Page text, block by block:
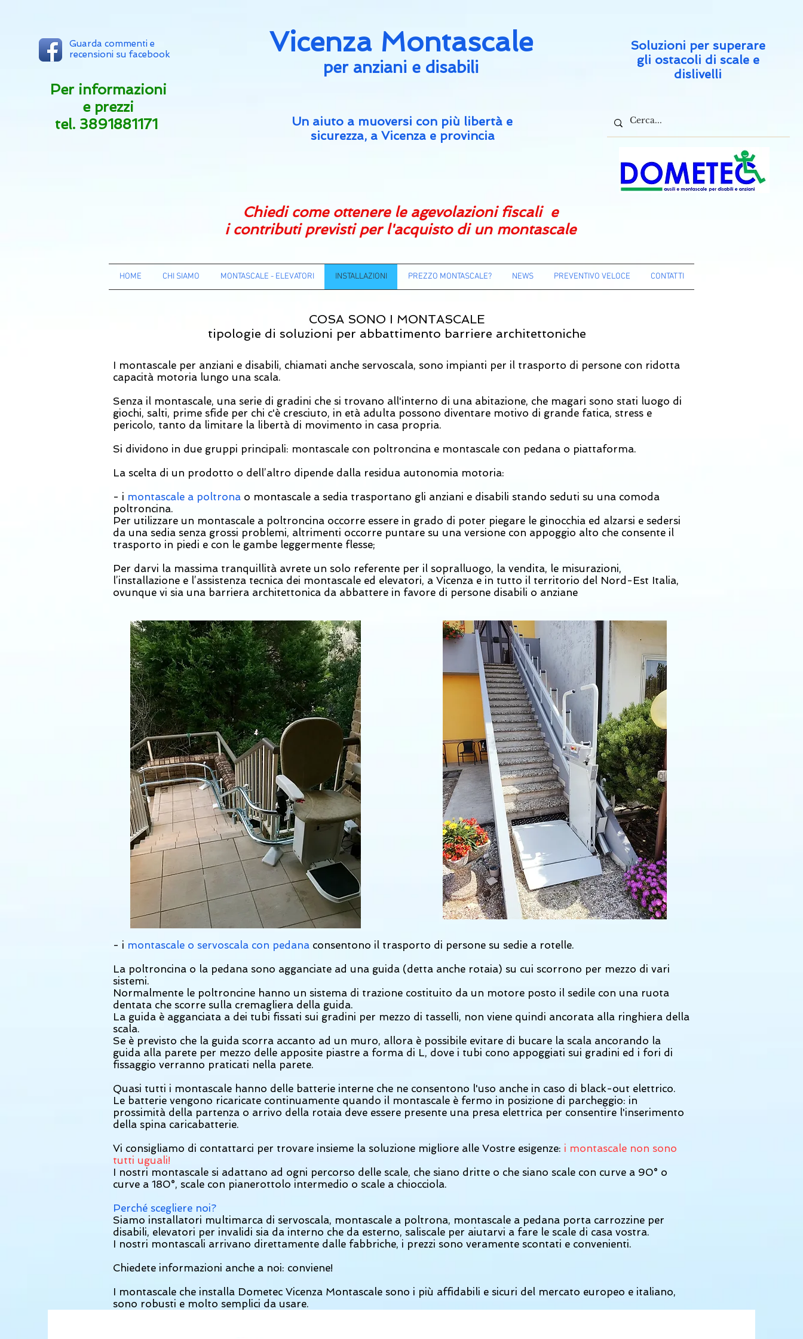
Guarda commenti e
recensioni su facebook
Per informazioni
e prezzi
tel. 3891881171
Vicenza Montascale
per anziani e disabili
Un aiuto a muoversi con più libertà e
sicurezza, a Vicenza e provincia
Soluzioni per superare
gli ostacoli di scale e
dislivelli
Chiedi come ottenere le agevolazioni fiscali e
i contributi previsti per l'acquisto di un montascale
HOME CHI SIAMO MONTASCALE - ELEVATORI INSTALLAZIONI PREZZO MONTASCALE? NEWS PREVENTIVO VELOCE CONTATTI
COSA SONO I MONTASCALE
tipologie di soluzioni per abbattimento barriere architettoniche
I montascale per anziani e disabili, chiamati anche servoscala, sono impianti per il trasporto di persone con ridotta
capacità motoria lungo una scala.
Senza il montascale, una serie di gradini che si trovano all'interno di una abitazione, che magari sono stati luogo di
giochi, salti, prime sfide per chi c'è cresciuto, in età adulta possono diventare motivo di grande fatica, stress e
pericolo, tanto da limitare la libertà di movimento in casa propria.
Si dividono in due gruppi principali: montascale con poltroncina e montascale con pedana o piattaforma.
La scelta di un prodotto o dell’altro dipende dalla residua autonomia motoria:
- i montascale a poltrona o montascale a sedia trasportano gli anziani e disabili stando seduti su una comoda
poltroncina.
Per utilizzare un montascale a poltroncina occorre essere in grado di poter piegare le ginocchia ed alzarsi e sedersi
da una sedia senza grossi problemi, altrimenti occorre puntare su una versione con appoggio alto che consente il
trasporto in piedi e con le gambe leggermente flesse;
Per darvi la massima tranquillità avrete un solo referente per il sopralluogo, la vendita, le misurazioni,
l’installazione e l’assistenza tecnica dei montascale ed elevatori, a Vicenza e in tutto il territorio del Nord-Est Italia,
ovunque vi sia una barriera architettonica da abbattere in favore di persone disabili o anziane
- i montascale o servoscala con pedana consentono il trasporto di persone su sedie a rotelle.
La poltroncina o la pedana sono agganciate ad una guida (detta anche rotaia) su cui scorrono per mezzo di vari
sistemi.
Normalmente le poltroncine hanno un sistema di trazione costituito da un motore posto il sedile con una ruota
dentata che scorre sulla cremagliera della guida.
La guida è agganciata a dei tubi fissati sui gradini per mezzo di tasselli, non viene quindi ancorata alla ringhiera della
scala.
Se è previsto che la guida scorra accanto ad un muro, allora è possibile evitare di bucare la scala ancorando la
guida alla parete per mezzo delle apposite piastre a forma di L, dove i tubi cono appoggiati sui gradini ed i fori di
fissaggio verranno praticati nella parete.
Quasi tutti i montascale hanno delle batterie interne che ne consentono l'uso anche in caso di black-out elettrico.
Le batterie vengono ricaricate continuamente quando il montascale è fermo in posizione di parcheggio: in
prossimità della partenza o arrivo della rotaia deve essere presente una presa elettrica per consentire l'inserimento
della spina caricabatterie.
Vi consigliamo di contattarci per trovare insieme la soluzione migliore alle Vostre esigenze: i montascale non sono
tutti uguali!
I nostri montascale si adattano ad ogni percorso delle scale, che siano dritte o che siano scale con curve a 90° o
curve a 180°, scale con pianerottolo intermedio o scale a chiocciola.
Perché scegliere noi?
Siamo installatori multimarca di servoscala, montascale a poltrona, montascale a pedana porta carrozzine per
disabili, elevatori per invalidi sia da interno che da esterno, saliscale per aiutarvi a fare le scale di casa vostra.
I nostri montascali arrivano direttamente d alle fabbriche, i prezzi sono veramente scontati e convenienti.
Chiedete informazioni anche a noi: conviene!
I montascale che installa Dometec Vicenza Montascale sono i più affidabili e sicuri del mercato europeo e italiano,
sono robusti e molto semplici da usare.